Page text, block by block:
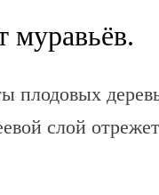
муравьёв.
плодовых
слой